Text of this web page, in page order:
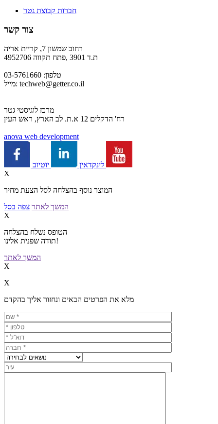
חברות קבוצת גטר
צור קשר
רחוב שמשון 7, קריית אריה
ת.ד 3901 ,פתח תקווה 4952706
טלפון: 03-5761660
מייל: techweb@getter.co.il
מרכז לוגיסטי גטר
רח' הדקלים 12 א.ת. לב הארץ, ראש העין
anova web development
לינקדאין
X
המוצר נוסף בהצלחה לסל הצעת מחיר
המשך לאתר צפה בסל
X
הטופס נשלח בהצלחה
תודה שפנית אלינו!
המשך לאתר
X
X
מלא את הפרטים הבאים ונחזור אליך בהקדם